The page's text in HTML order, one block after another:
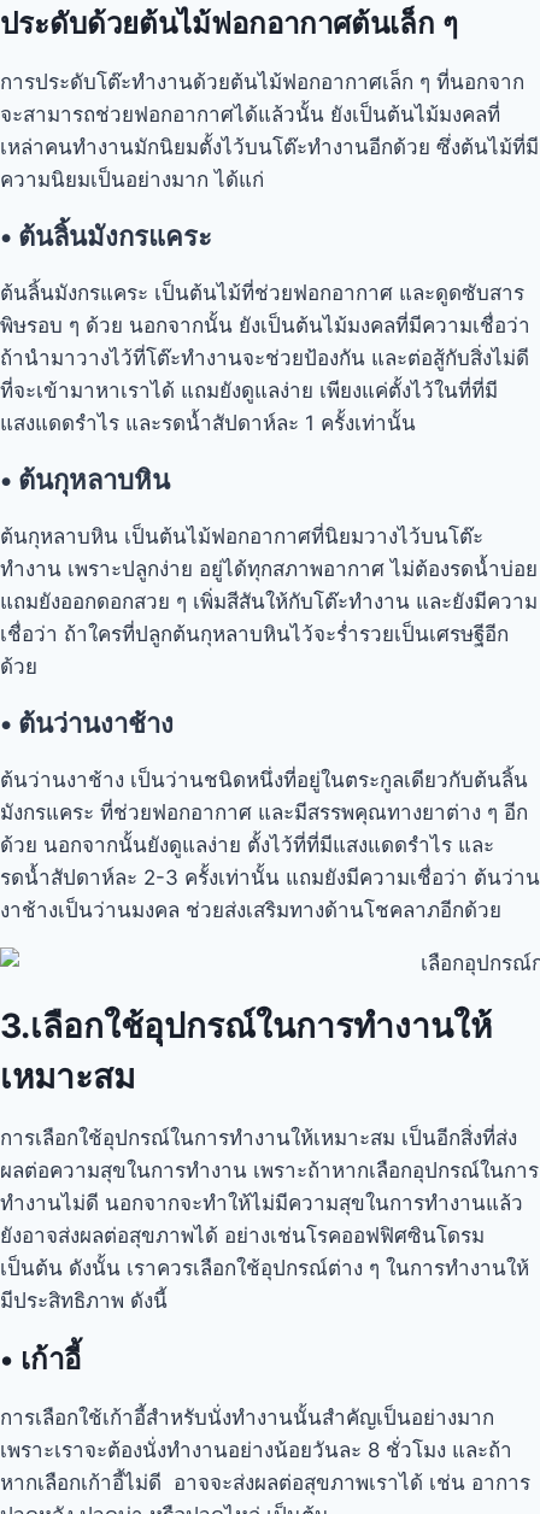
ประดับด้วยต้นไม้ฟอกอากาศต้นเล็ก ๆ
การประดับโต๊ะทำงานด้วยต้นไม้ฟอกอากาศเล็ก ๆ ที่นอกจาก
จะสามารถช่วยฟอกอากาศได้แล้วนั้น ยังเป็นต้นไม้มงคลที่
เหล่าคนทำงานมักนิยมตั้งไว้บนโต๊ะทำงานอีกด้วย ซึ่งต้นไม้ที่มี
ความนิยมเป็นอย่างมาก ได้แก่
• ต้นลิ้นมังกรแคระ
ต้นลิ้นมังกรแคระ เป็นต้นไม้ที่ช่วยฟอกอากาศ และดูดซับสาร
พิษรอบ ๆ ด้วย นอกจากนั้น ยังเป็นต้นไม้มงคลที่มีความเชื่อว่า
ถ้านำมาวางไว้ที่โต๊ะทำงานจะช่วยป้องกัน และต่อสู้กับสิ่งไม่ดี
ที่จะเข้ามาหาเราได้ แถมยังดูแลง่าย เพียงแค่ตั้งไว้ในที่ที่มี
แสงแดดรำไร และรดน้ำสัปดาห์ละ 1 ครั้งเท่านั้น
• ต้นกุหลาบหิน
ต้นกุหลาบหิน เป็นต้นไม้ฟอกอากาศที่นิยมวางไว้บนโต๊ะ
ทำงาน เพราะปลูกง่าย อยู่ได้ทุกสภาพอากาศ ไม่ต้องรดน้ำบ่อย
แถมยังออกดอกสวย ๆ เพิ่มสีสันให้กับโต๊ะทำงาน และยังมีความ
เชื่อว่า ถ้าใครที่ปลูกต้นกุหลาบหินไว้จะร่ำรวยเป็นเศรษฐีอีก
ด้วย
• ต้นว่านงาช้าง
ต้นว่านงาช้าง เป็นว่านชนิดหนึ่งที่อยู่ในตระกูลเดียวกับต้นลิ้น
มังกรแคระ ที่ช่วยฟอกอากาศ และมีสรรพคุณทางยาต่าง ๆ อีก
ด้วย นอกจากนั้นยังดูแลง่าย ตั้งไว้ที่ที่มีแสงแดดรำไร และ
รดน้ำสัปดาห์ละ 2-3 ครั้งเท่านั้น แถมยังมีความเชื่อว่า ต้นว่าน
งาช้างเป็นว่านมงคล ช่วยส่งเสริมทางด้านโชคลาภอีกด้วย
3.เลือกใช้อุปกรณ์ในการทำงานให้
เหมาะสม
การเลือกใช้อุปกรณ์ในการทำงานให้เหมาะสม เป็นอีกสิ่งที่ส่ง
ผลต่อความสุขในการทำงาน เพราะถ้าหากเลือกอุปกรณ์ในการ
ทำงานไม่ดี นอกจากจะทำให้ไม่มีความสุขในการทำงานแล้ว
ยังอาจส่งผลต่อสุขภาพได้ อย่างเช่นโรคออฟฟิศซินโดรม
เป็นต้น ดังนั้น เราควรเลือกใช้อุปกรณ์ต่าง ๆ ในการทำงานให้
มีประสิทธิภาพ ดังนี้
• เก้าอี้
การเลือกใช้เก้าอี้สำหรับนั่งทำงานนั้นสำคัญเป็นอย่างมาก
เพราะเราจะต้องนั่งทำงานอย่างน้อยวันละ 8 ชั่วโมง และถ้า
หากเลือกเก้าอี้ไม่ดี อาจจะส่งผลต่อสุขภาพเราได้ เช่น อาการ